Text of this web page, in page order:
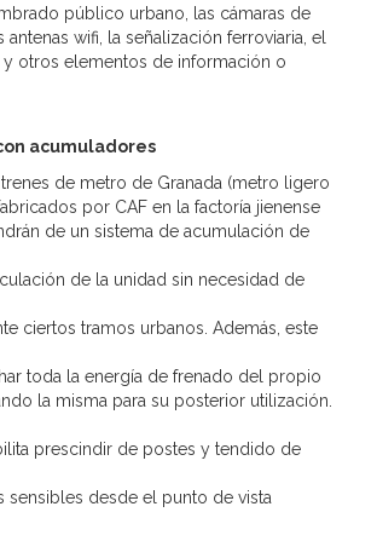
público urbano, las cámaras de
antenas wifi, la señalización ferroviaria, el
otros elementos de información o
acumuladores
de metro de Granada (metro ligero
por CAF en la factoría jienense
de un sistema de acumulación de
de la unidad sin necesidad de
ciertos tramos urbanos. Además, este
toda la energía de frenado del propio
la misma para su posterior utilización.
prescindir de postes y tendido de
sensibles desde el punto de vista